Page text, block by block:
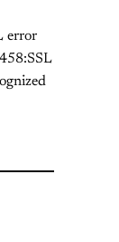
error